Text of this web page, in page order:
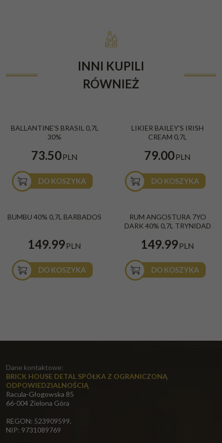
INNI KUPILI
RÓWNIEŻ
BALLANTINE'S BRASIL 0,7L
30%
73.50PLN
DO KOSZYKA
LIKIER BAILEY'S IRISH
CREAM 0,7L
79.00PLN
DO KOSZYKA
BUMBU 40% 0,7L BARBADOS
149.99PLN
DO KOSZYKA
RUM ANGOSTURA 7YO
DARK 40% 0,7L TRYNIDAD
149.99PLN
DO KOSZYKA
Dane kontaktowe:
BRICK HOUSE DETAL SPÓŁKA Z OGRANICZONĄ
ODPOWIEDZIALNOŚCIĄ
Racula-Głogowska 85
66-004 Zielona Góra
REGON: 523909599,
NIP: 9731089769